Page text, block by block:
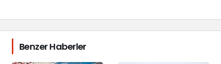
Benzer Haberler